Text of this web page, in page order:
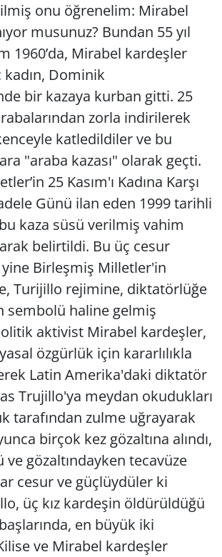
onu öğrenelim: Mirabel
musunuz? Bundan 55 yıl
1960’da, Mirabel kardeşler
kadın, Dominik
bir kazaya kurban gitti. 25
zorla indirilerek
katledildiler ve bu
"araba kazası" olarak geçti.
25 Kasım'ı Kadına Karşı
Günü ilan eden 1999 tarihli
kaza süsü verilmiş vahim
belirtildi. Bu üç cesur
yine Birleşmiş Milletler'in
Turijillo rejimine, diktatörlüğe
sembolü haline gelmiş
aktivist Mirabel kardeşler,
özgürlük için kararlılıkla
Latin Amerika'daki diktatör
Trujillo'ya meydan okudukları
tarafından zulme uğrayarak
birçok kez gözaltına alındı,
ve gözaltındayken tecavüze
cesur ve güçlüydüler ki
üç kız kardeşin öldürüldüğü
başlarında, en büyük iki
ve Mirabel kardeşler